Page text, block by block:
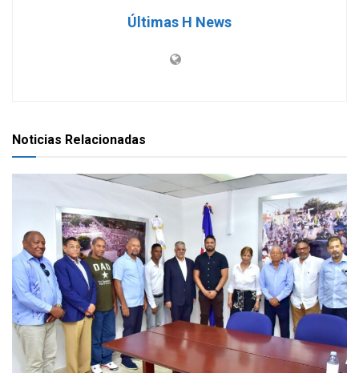
Últimas H News
Noticias Relacionadas